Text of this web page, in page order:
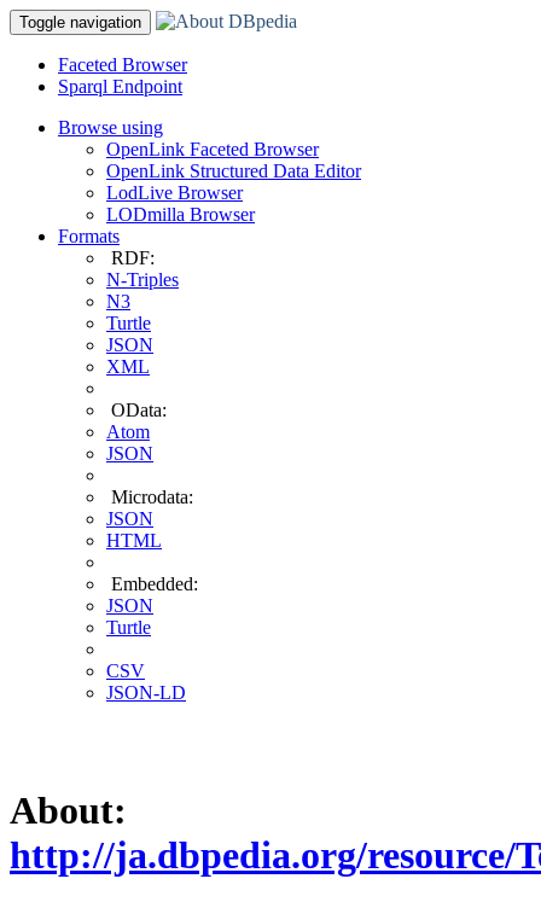
Toggle navigation
Faceted Browser
Sparql Endpoint
Browse using
OpenLink Faceted Browser
OpenLink Structured Data Editor
LodLive Browser
LODmilla Browser
Formats
RDF:
N-Triples
N3
Turtle
JSON
XML
OData:
Atom
JSON
Microdata:
JSON
HTML
Embedded:
JSON
Turtle
CSV
JSON-LD
About:
http://ja.dbpedia.org/resource/